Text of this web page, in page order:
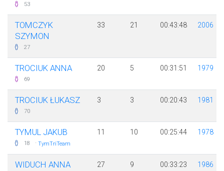
53
TOMCZYK
SZYMON
27
33 21 00:43:48 2006
TROCIUK ANNA
69
20 5 00:31:51 1979
TROCIUK ŁUKASZ
70
3 3 00:20:43 1981
TYMUL JAKUB
18 · TymTriTeam
11 10 00:25:44 1978
WIDUCH ANNA 27 9 00:33:23 1986